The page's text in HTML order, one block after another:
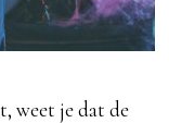
weet je dat de